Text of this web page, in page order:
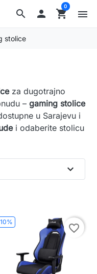
search  shopping_cart
0
menu
stolice
za dugotrajno
– gaming stolice
u Sarajevu i
i odaberite stolicu
expand_more
favorite_border